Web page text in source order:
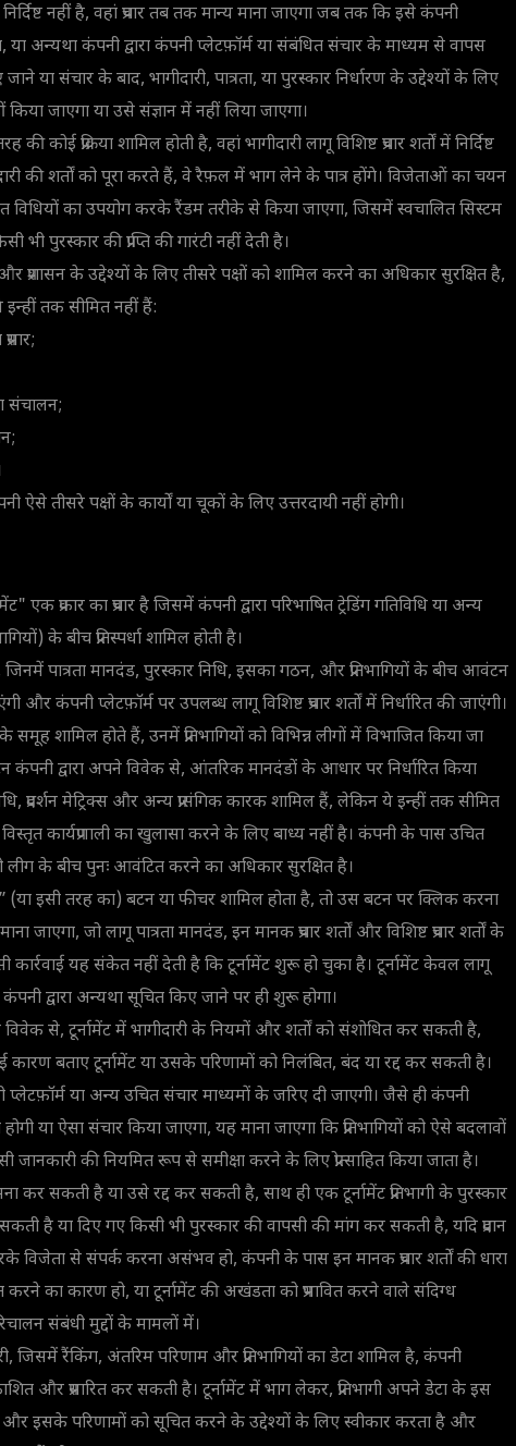
नहीं है, वहां प्रचार तब तक मान्य माना जाएगा जब तक कि इसे कंपनी
या अन्यथा कंपनी द्वारा कंपनी प्लेटफ़ॉर्म या संबंधित संचार के माध्यम से वापस
या संचार के बाद, भागीदारी, पात्रता, या पुरस्कार निर्धारण के उद्देश्यों के लिए
किया जाएगा या उसे संज्ञान में नहीं लिया जाएगा।
कोई प्रक्रिया शामिल होती है, वहां भागीदारी लागू विशिष्ट प्रचार शर्तों में निर्दिष्ट
की शर्तों को पूरा करते हैं, वे रैफ़ल में भाग लेने के पात्र होंगे। विजेताओं का चयन
विधियों का उपयोग करके रैंडम तरीके से किया जाएगा, जिसमें स्वचालित सिस्टम
पुरस्कार की प्राप्ति की गारंटी नहीं देती है।
प्रशासन के उद्देश्यों के लिए तीसरे पक्षों को शामिल करने का अधिकार सुरक्षित है,
तक सीमित नहीं हैं:
संचालन;
ऐसे तीसरे पक्षों के कार्यों या चूकों के लिए उत्तरदायी नहीं होगी।
एक प्रकार का प्रचार है जिसमें कंपनी द्वारा परिभाषित ट्रेडिंग गतिविधि या अन्य
के बीच प्रतिस्पर्धा शामिल होती है।
जिनमें पात्रता मानदंड, पुरस्कार निधि, इसका गठन, और प्रतिभागियों के बीच आवंटन
और कंपनी प्लेटफ़ॉर्म पर उपलब्ध लागू विशिष्ट प्रचार शर्तों में निर्धारित की जाएंगी।
शामिल होते हैं, उनमें प्रतिभागियों को विभिन्न लीगों में विभाजित किया जा
कंपनी द्वारा अपने विवेक से, आंतरिक मानदंडों के आधार पर निर्धारित किया
प्रदर्शन मेट्रिक्स और अन्य प्रासंगिक कारक शामिल हैं, लेकिन ये इन्हीं तक सीमित
कार्यप्रणाली का खुलासा करने के लिए बाध्य नहीं है। कंपनी के पास उचित
लीग के बीच पुनः आवंटित करने का अधिकार सुरक्षित है।
(या इसी तरह का) बटन या फीचर शामिल होता है, तो उस बटन पर क्लिक करना
जाएगा, जो लागू पात्रता मानदंड, इन मानक प्रचार शर्तों और विशिष्ट प्रचार शर्तों के
यह संकेत नहीं देती है कि टूर्नामेंट शुरू हो चुका है। टूर्नामेंट केवल लागू
कंपनी द्वारा अन्यथा सूचित किए जाने पर ही शुरू होगा।
से, टूर्नामेंट में भागीदारी के नियमों और शर्तों को संशोधित कर सकती है,
बताए टूर्नामेंट या उसके परिणामों को निलंबित, बंद या रद्द कर सकती है।
या अन्य उचित संचार माध्यमों के जरिए दी जाएगी। जैसे ही कंपनी
या ऐसा संचार किया जाएगा, यह माना जाएगा कि प्रतिभागियों को ऐसे बदलावों
जानकारी की नियमित रूप से समीक्षा करने के लिए प्रोत्साहित किया जाता है।
कर सकती है या उसे रद्द कर सकती है, साथ ही एक टूर्नामेंट प्रतिभागी के पुरस्कार
है या दिए गए किसी भी पुरस्कार की वापसी की मांग कर सकती है, यदि प्रदान
विजेता से संपर्क करना असंभव हो, कंपनी के पास इन मानक प्रचार शर्तों की धारा
का कारण हो, या टूर्नामेंट की अखंडता को प्रभावित करने वाले संदिग्ध
संबंधी मुद्दों के मामलों में।
जिसमें रैंकिंग, अंतरिम परिणाम और प्रतिभागियों का डेटा शामिल है, कंपनी
और प्रसारित कर सकती है। टूर्नामेंट में भाग लेकर, प्रतिभागी अपने डेटा के इस
इसके परिणामों को सूचित करने के उद्देश्यों के लिए स्वीकार करता है और